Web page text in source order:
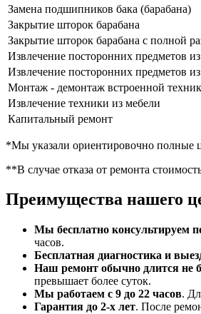
Замена подшипников бака (барабана)
Закрытие шторок барабана
Закрытие шторок барабана с полной
Извлечение посторонних предметов
Извлечение посторонних предметов
Монтаж - демонтаж встроенной
Извлечение техники из мебели
Капитальный ремонт
*Мы указали ориентировочно полные
**В случае отказа от ремонта
Преимущества нашего
Мы бесплатно консультируем
часов.
Бесплатная диагностика и
Наш ремонт обычно длится не
превышает более суток.
Мы работаем с 9 до 22 часов.
Гарантия до 2-х лет. После